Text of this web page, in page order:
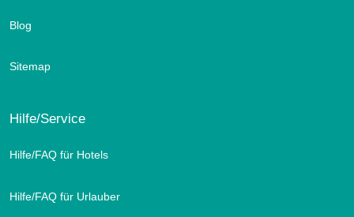
Blog
Sitemap
Hilfe/Service
Hilfe/FAQ für Hotels
Hilfe/FAQ für Urlauber